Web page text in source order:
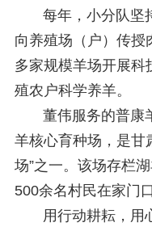
每年，小分队坚
向养殖场（户）传授
多家规模羊场开展科
殖农户科学养羊。
董伟服务的普康
羊核心育种场，是甘
场”之一。该场存栏
500余名村民在家门
用行动耕耘，用